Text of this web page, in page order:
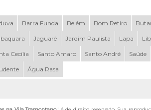
Barra Funda Belém Bom Retiro
Jaguaré Jardim Paulista Lapa
Cecília Santo Amaro Santo André Saúde
Água Rasa